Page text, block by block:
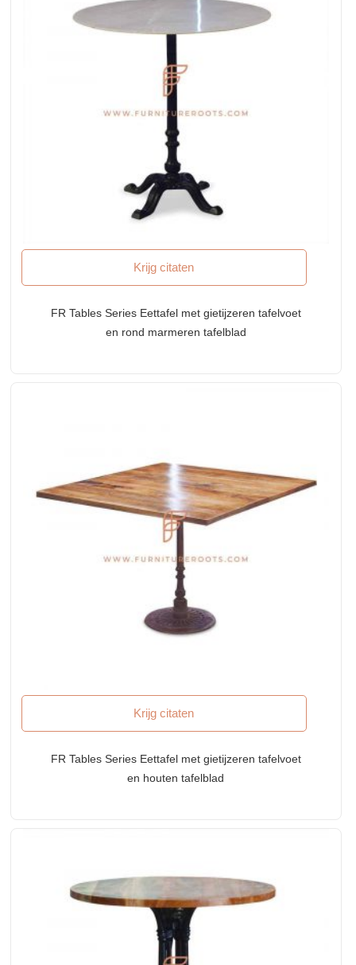
Krijg citaten
FR Tables Series Eettafel met gietijzeren tafelvoet
en rond marmeren tafelblad
Krijg citaten
FR Tables Series Eettafel met gietijzeren tafelvoet
en houten tafelblad